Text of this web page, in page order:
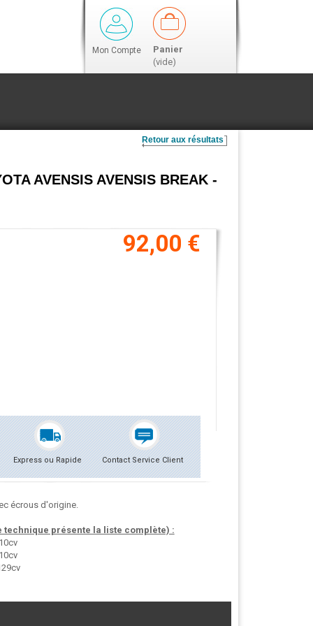
Mon Compte
Panier
(vide)
Retour aux résultats
AVENSIS AVENSIS BREAK -
92,00 €
Express ou Rapide Contact Service Client
écrous d'origine.
technique présente la liste complète) :